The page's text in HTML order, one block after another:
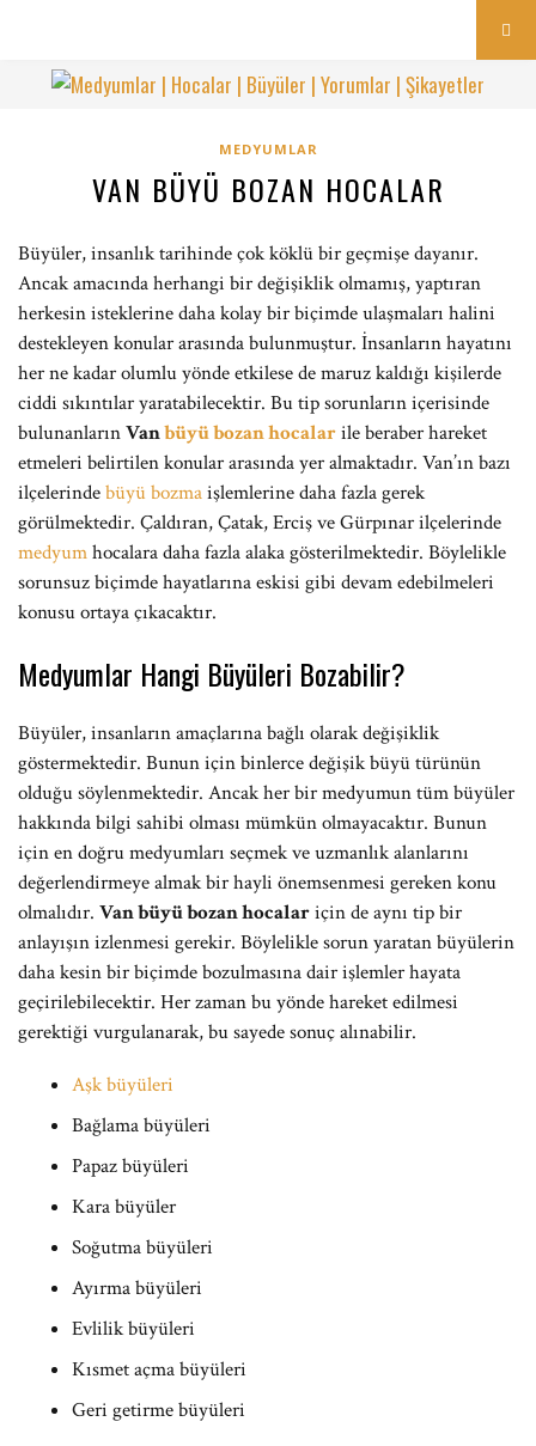
MEDYUMLAR
VAN BÜYÜ BOZAN HOCALAR
Büyüler, insanlık tarihinde çok köklü bir geçmişe dayanır.
Ancak amacında herhangi bir değişiklik olmamış, yaptıran
herkesin isteklerine daha kolay bir biçimde ulaşmaları halini
destekleyen konular arasında bulunmuştur. İnsanların hayatını
her ne kadar olumlu yönde etkilese de maruz kaldığı kişilerde
ciddi sıkıntılar yaratabilecektir. Bu tip sorunların içerisinde
bulunanlarınVanbüyü bozan hocalarile beraber hareket
etmeleri belirtilen konular arasında yer almaktadır. Van’ın bazı
ilçelerindebüyü bozmaişlemlerine daha fazla gerek
görülmektedir. Çaldıran, Çatak, Erciş ve Gürpınar ilçelerinde
medyumhocalara daha fazla alaka gösterilmektedir. Böylelikle
sorunsuz biçimde hayatlarına eskisi gibi devam edebilmeleri
konusu ortaya çıkacaktır.
Medyumlar Hangi Büyüleri Bozabilir?
Büyüler, insanların amaçlarına bağlı olarak değişiklik
göstermektedir. Bunun için binlerce değişik büyü türünün
olduğu söylenmektedir. Ancak her bir medyumun tüm büyüler
hakkında bilgi sahibi olması mümkün olmayacaktır. Bunun
için en doğru medyumları seçmek ve uzmanlık alanlarını
değerlendirmeye almak bir hayli önemsenmesi gereken konu
olmalıdır. Van büyü bozan hocalariçin de aynı tip bir
anlayışın izlenmesi gerekir. Böylelikle sorun yaratan büyülerin
daha kesin bir biçimde bozulmasına dair işlemler hayata
geçirilebilecektir. Her zaman bu yönde hareket edilmesi
gerektiği vurgulanarak, bu sayede sonuç alınabilir.
Aşk büyüleri
Bağlama büyüleri
Papaz büyüleri
Kara büyüler
Soğutma büyüleri
Ayırma büyüleri
Evlilik büyüleri
Kısmet açma büyüleri
Geri getirme büyüleri